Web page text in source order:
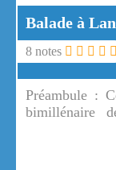
Balade à
8 notes
Préambule :
bimillénaire